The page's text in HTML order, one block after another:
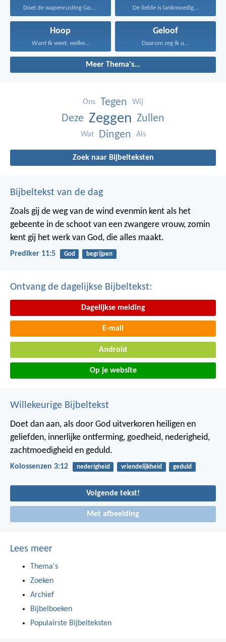
Doet de wapenrusting Gods... De liefde is lankmoedig...
Hoop
Want Ik weet, welke...
Geloof
Daarom zeg Ik u...
Meer Thema's...
Ons Tegen Wij
Deze Zeggen Zullen
Wat Dingen Als
Zoek naar Bijbelteksten
Bijbeltekst van de dag
Zoals gij de weg van de wind evenmin kent als het
gebeente in de schoot van een zwangere vrouw, zomin
kent gij het werk van God, die alles maakt.
Prediker 11:5 God begrijpen
Ontvang de dagelijkse Bijbeltekst:
Dagelijkse melding
E-mail
Android
Op je website
Willekeurige Bijbeltekst
Doet dan aan, als door God uitverkoren heiligen en
geliefden, innerlijke ontferming, goedheid, nederigheid,
zachtmoedigheid en geduld.
Kolossenzen 3:12 nederigheid vriendelijkheid geduld
Volgende tekst!
Met afbeelding
Lees meer
Thema's
Zoeken
Archief
Bijbelboeken
Populairste Bijbelteksten